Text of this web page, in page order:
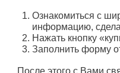
Ознакомиться с
информацию,
Нажать кнопку
Заполнить форму
После этого с Вами